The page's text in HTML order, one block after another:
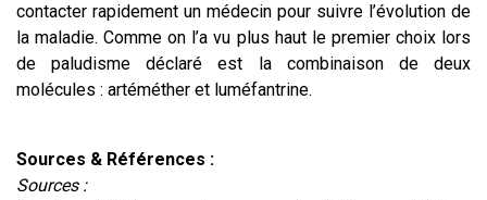
contacter rapidement un médecin pour suivre l’évolution de
la maladie. Comme on l’a vu plus haut le premier choix lors
de paludisme déclaré est la combinaison de deux
molécules : artéméther et luméfantrine.
Sources & Références :
Sources :